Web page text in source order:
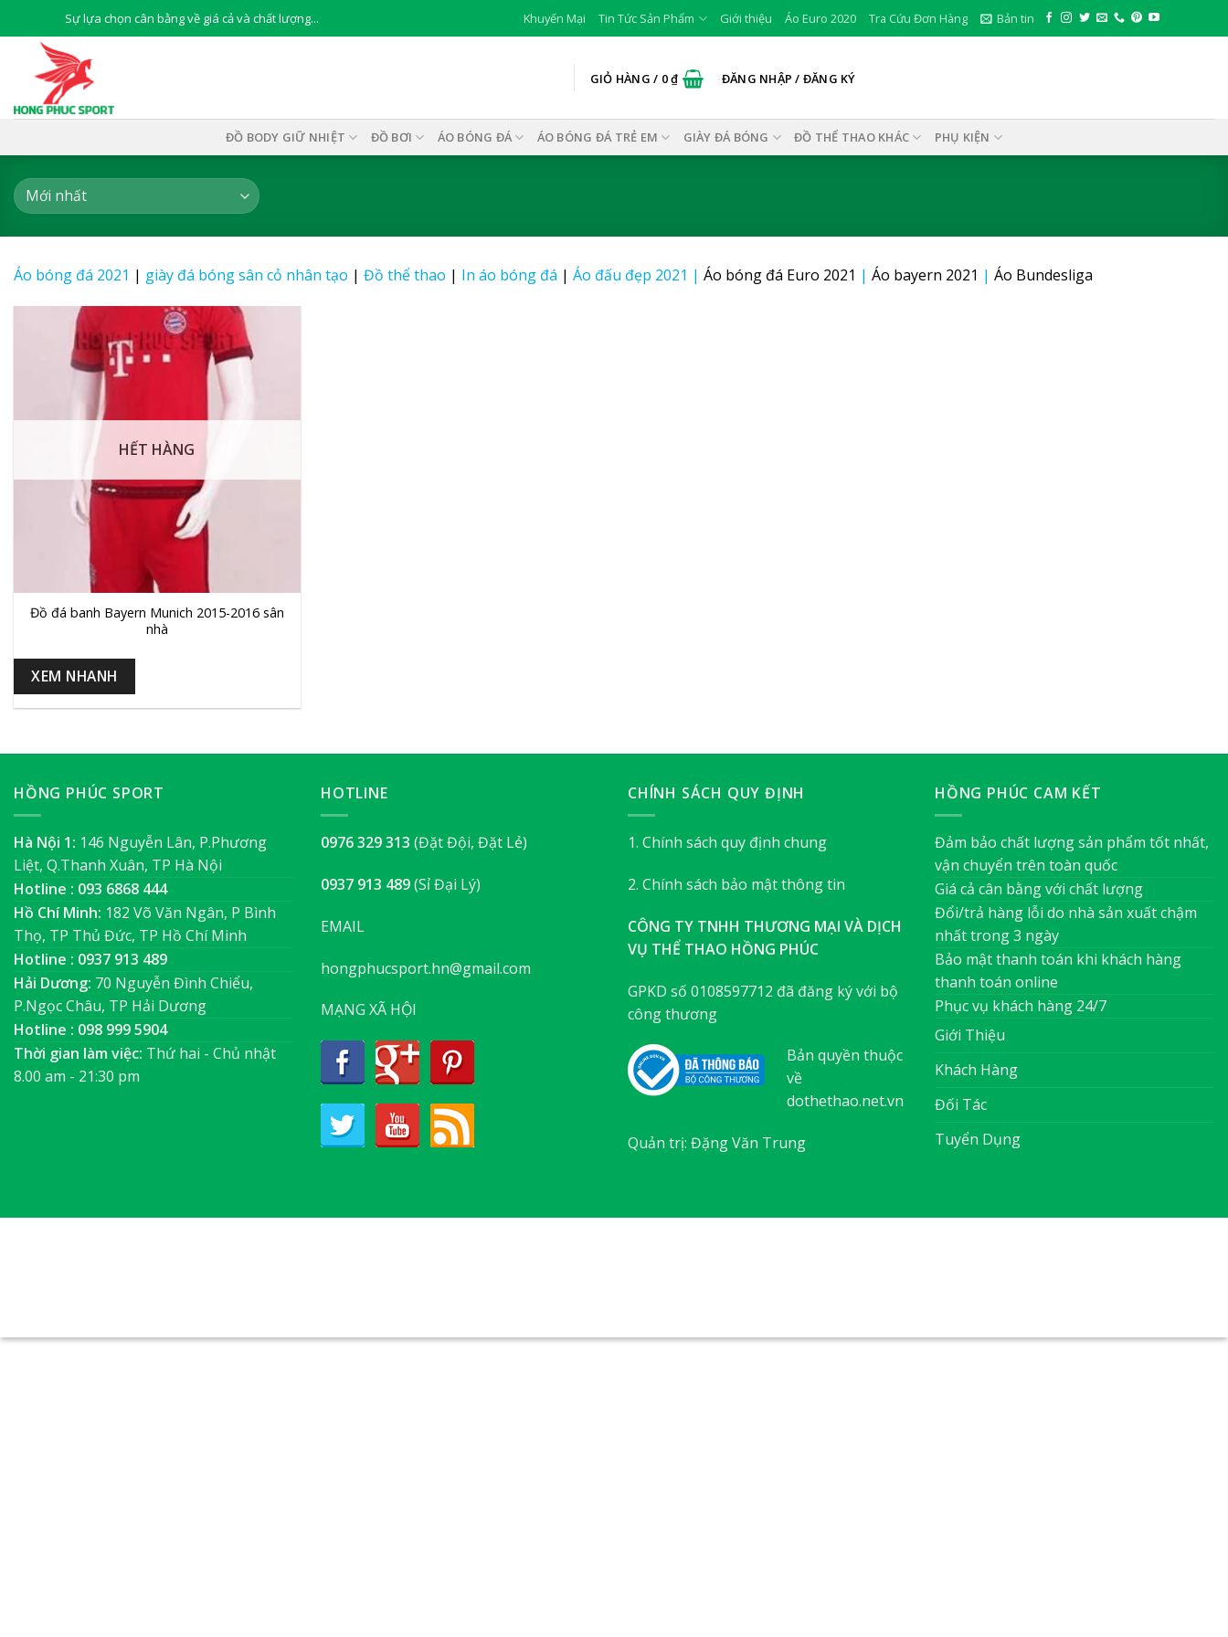
to
content
Sự lựa chọn cân bằng về giá cả và chất lượng... Khuyến Mại Tin Tức Sản Phẩm Giới thiệu Áo Euro 2020 Tra Cứu Đơn Hàng Bản tin
GIỎ HÀNG / 0₫ ĐĂNG NHẬP / ĐĂNG KÝ
ĐỒ BODY GIỮ NHIỆT ĐỒ BƠI ÁO BÓNG ĐÁ ÁO BÓNG ĐÁ TRẺ EM GIÀY ĐÁ BÓNG ĐỒ THỂ THAO KHÁC PHỤ KIỆN
Áo bóng đá 2021 | giày đá bóng sân cỏ nhân tạo | Đồ thể thao | In áo bóng đá | Áo đấu đẹp 2021 | Áo bóng đá Euro 2021 | Áo bayern 2021 | Áo Bundesliga
HẾT HÀNG
Đồ đá banh Bayern Munich 2015-2016 sân
nhà
XEM NHANH
HỒNG PHÚC SPORT
Hà Nội 1: 146 Nguyễn Lân, P.Phương
Liệt, Q.Thanh Xuân, TP Hà Nội
Hotline : 093 6868 444
Hồ Chí Minh: 182 Võ Văn Ngân, P Bình
Thọ, TP Thủ Đức, TP Hồ Chí Minh
Hotline : 0937 913 489
Hải Dương: 70 Nguyễn Đình Chiểu,
P.Ngọc Châu, TP Hải Dương
Hotline : 098 999 5904
Thời gian làm việc: Thứ hai - Chủ nhật
8.00 am - 21:30 pm
HOTLINE
0976 329 313 (Đặt Đội, Đặt Lẻ)
0937 913 489(Sỉ Đại Lý)
EMAIL
hongphucsport.hn@gmail.com
MẠNG XÃ HỘI
CHÍNH SÁCH QUY ĐỊNH
1. Chính sách quy định chung
2. Chính sách bảo mật thông tin
CÔNG TY TNHH THƯƠNG MẠI VÀ DỊCH
VỤ THỂ THAO HỒNG PHÚC
GPKD số 0108597712 đã đăng ký với bộ
công thương
Bản quyền thuộc
về
dothethao.net.vn
Quản trị: Đặng Văn Trung
HỒNG PHÚC CAM KẾT
Đảm bảo chất lượng sản phẩm tốt nhất,
vận chuyển trên toàn quốc
Giá cả cân bằng với chất lượng
Đổi/trả hàng lỗi do nhà sản xuất chậm
nhất trong 3 ngày
Bảo mật thanh toán khi khách hàng
thanh toán online
Phục vụ khách hàng 24/7
Giới Thiệu
Khách Hàng
Đối Tác
Tuyển Dụng